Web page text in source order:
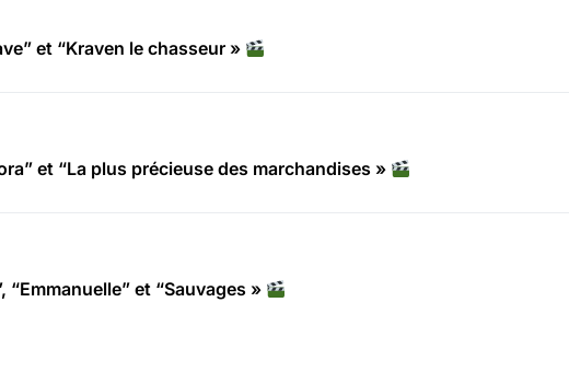
et “Kraven le chasseur »
et “La plus précieuse des marchandises »
et “Sauvages »